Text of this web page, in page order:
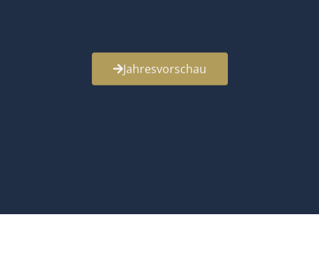
Jahresvorschau